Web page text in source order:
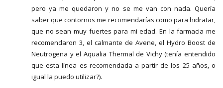
pero ya me quedaron y no se me van con nada. Quería
saber que contornos me recomendarías como para hidratar,
que no sean muy fuertes para mi edad. En la farmacia me
recomendaron 3, el calmante de Avene, el Hydro Boost de
Neutrogena y el Aqualia Thermal de Vichy (tenía entendido
que esta línea es recomendada a partir de los 25 años, o
igual la puedo utilizar?).